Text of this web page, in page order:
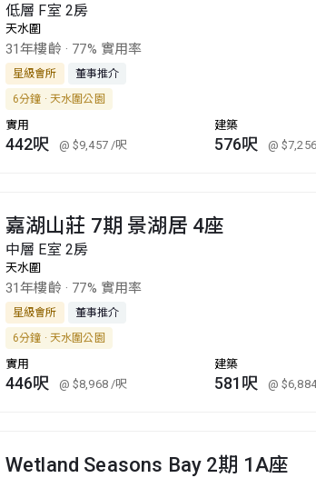
低層 F室 2房
天水圍
31年樓齡 · 77% 實用率
星級會所
董事推介
6分鐘 · 天水圍公園
實用
442呎 @ $9,457 /呎
建築
576呎 @ $7,256
嘉湖山莊 7期 景湖居 4座
中層 E室 2房
天水圍
31年樓齡 · 77% 實用率
星級會所
董事推介
6分鐘 · 天水圍公園
實用
446呎 @ $8,968 /呎
建築
581呎 @
Wetland Seasons Bay 2期 1A座